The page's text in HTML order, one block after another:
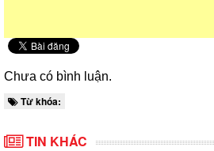
Chưa có bình luận.
Từ khóa:
TIN KHÁC